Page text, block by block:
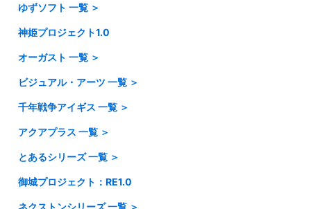
・Fate Grand Order3.0
・ガールズ&パンツァー戦車道大作戦！1.0
・ガールズ＆パンツァー 最終章 1.0
ゆずソフト 一覧 ＞
・ゆずソフト1.0
・ゆずソフト2.0
・ゆずソフト3.0
神姫プロジェクト1.0
オーガスト 一覧 ＞
・オーガスト1.0
・オーガスト2.0
・オーガスト3.0
ビジュアル・アーツ 一覧 ＞
・Key Edition
・サガプラネッツ Edition
・VA3.0
千年戦争アイギス 一覧 ＞
・千年戦争アイギス1.0
・千年戦争アイギス2.0
アクアプラス 一覧 ＞
・アクアプラス1.0
・アクアプラス2.0
とあるシリーズ 一覧 ＞
・とある魔術の禁書目録Ⅲ
御城プロジェクト：RE1.0
ネクストンシリーズ 一覧 ＞